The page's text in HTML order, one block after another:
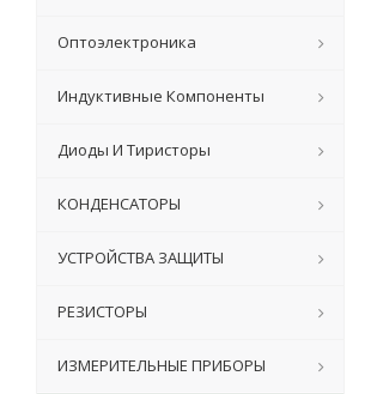
Оптоэлектроника
Индуктивные Компоненты
Диоды И Тиристоры
КОНДЕНСАТОРЫ
УСТРОЙСТВА ЗАЩИТЫ
РЕЗИСТОРЫ
ИЗМЕРИТЕЛЬНЫЕ ПРИБОРЫ